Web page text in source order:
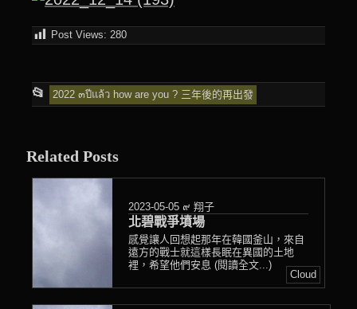
Post Views: 280
📂
This
posted
in
2022 ๓ปีแล้ว how are you ? 三年後的再出發
Related Posts
2023-05-05 ๙ 翔子
北碧戰爭墳場
感覺讓人回想起那年在韓國釜山，來自
遠方的戰士就這樣長眠在異國的土地
裡，希望他們安息 (閱讀全文...)
Cloud